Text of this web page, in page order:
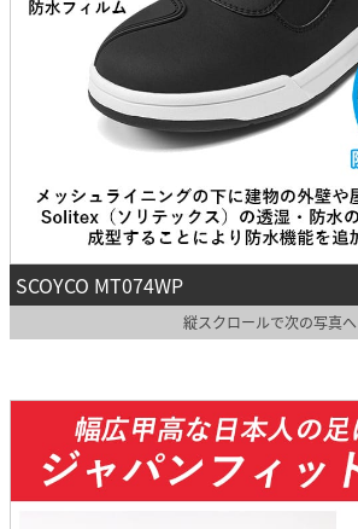
SCOYCO MT074WP
縦スクロールで次の写真へ